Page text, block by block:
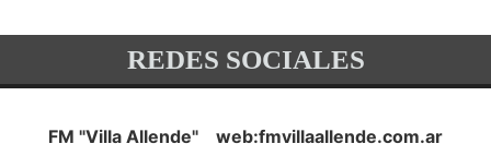
REDES SOCIALES
FM "Villa Allende" web:fmvillaallende.com.ar